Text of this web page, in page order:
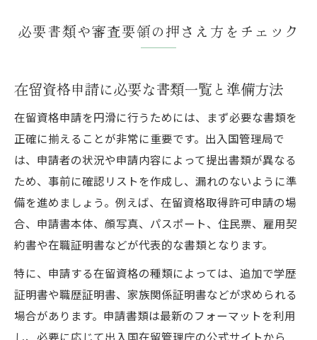
必要書類や審査要領の押さえ方をチェック
在留資格申請に必要な書類一覧と準備方法
在留資格申請を円滑に行うためには、まず必要な書類を
正確に揃えることが非常に重要です。出入国管理局で
は、申請者の状況や申請内容によって提出書類が異なる
ため、事前に確認リストを作成し、漏れのないように準
備を進めましょう。例えば、在留資格取得許可申請の場
合、申請書本体、顔写真、パスポート、住民票、雇用契
約書や在職証明書などが代表的な書類となります。
特に、申請する在留資格の種類によっては、追加で学歴
証明書や職歴証明書、家族関係証明書などが求められる
場合があります。申請書類は最新のフォーマットを利用
し、必要に応じて出入国在留管理庁の公式サイトから